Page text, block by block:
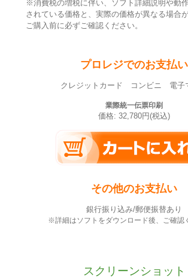
※消費税の増税に伴い、ソフト詳細説明や動
されている価格と、実際の価格が異なる場合が
ご購入前に必ずご確認ください。
プロレジでのお支払い
クレジットカード コンビニ 電子
業際統一伝票印刷
価格: 32,780円(税込)
その他のお支払い
銀行振り込み/郵便振替あり
※詳細はソフトをダウンロード後、ご確認
スクリーンショット